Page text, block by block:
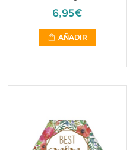
6,95€
AÑADIR